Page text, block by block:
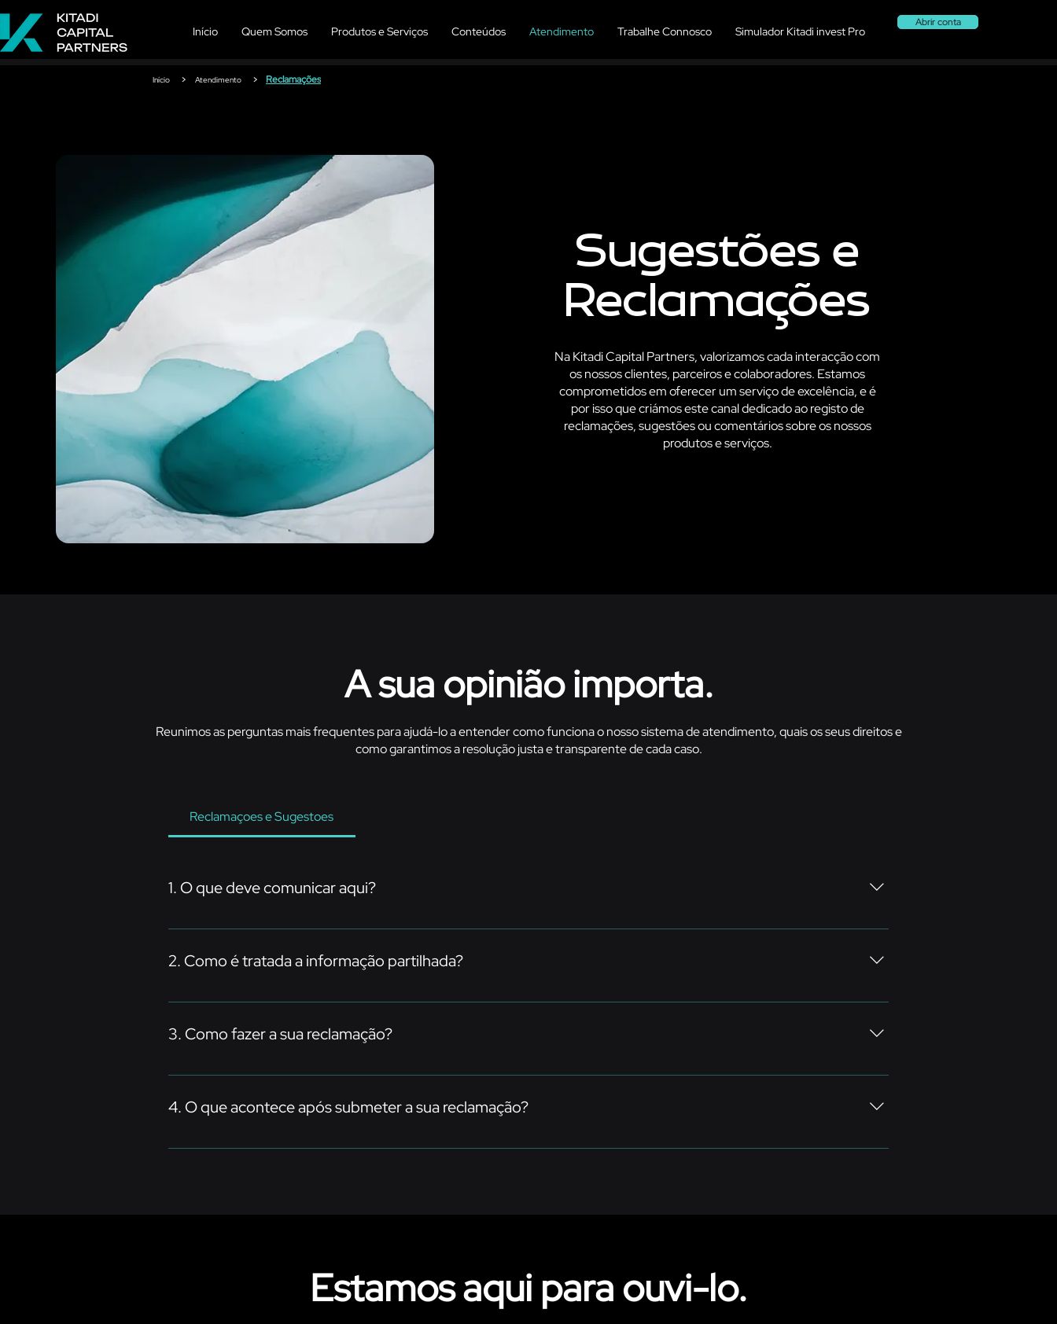
Início Quem Somos Produtos e Serviços Conteúdos Atendimento Trabalhe Connosco Simulador Kitadi invest Pro
Abrir conta
Início > Atendimento > Reclamações
Sugestões e
Reclamações
Na Kitadi Capital Partners, valorizamos cada interacção com
os nossos clientes, parceiros e colaboradores. Estamos
comprometidos em oferecer um serviço de excelência, e é
por isso que criámos este canal dedicado ao registo de
reclamações, sugestões ou comentários sobre os nossos
produtos e serviços.
A sua opinião importa.
Reunimos as perguntas mais frequentes para ajudá-lo a entender como funciona o nosso sistema de atendimento, quais os seus direitos e
como garantimos a resolução justa e transparente de cada caso.
Reclamaçoes e Sugestoes
1. O que deve comunicar aqui?
Reclamações sobre atendimento, processos ou produtos Sugestões de melhoria Comentários ou feedback construtivo
2. Como é tratada a informação partilhada?
Todas as comunicações são tratadas com o máximo respeito, seriedade e confidencialidade. O seu contributo será analisado pela
3. Como fazer a sua reclamação?
Preencha o formulário abaixo, envie um e-mail para reclamacoes@kitadicp.ao ou contacte-nos pelo telefone (+244) 923 101 509. A
​4. O que acontece após submeter a sua reclamação?
​Todas as reclamações e sugestões recebidas são analisadas com rigor. Irá receber uma resposta adequada e, sempre que necessário,
Estamos aqui para ouvi-lo.